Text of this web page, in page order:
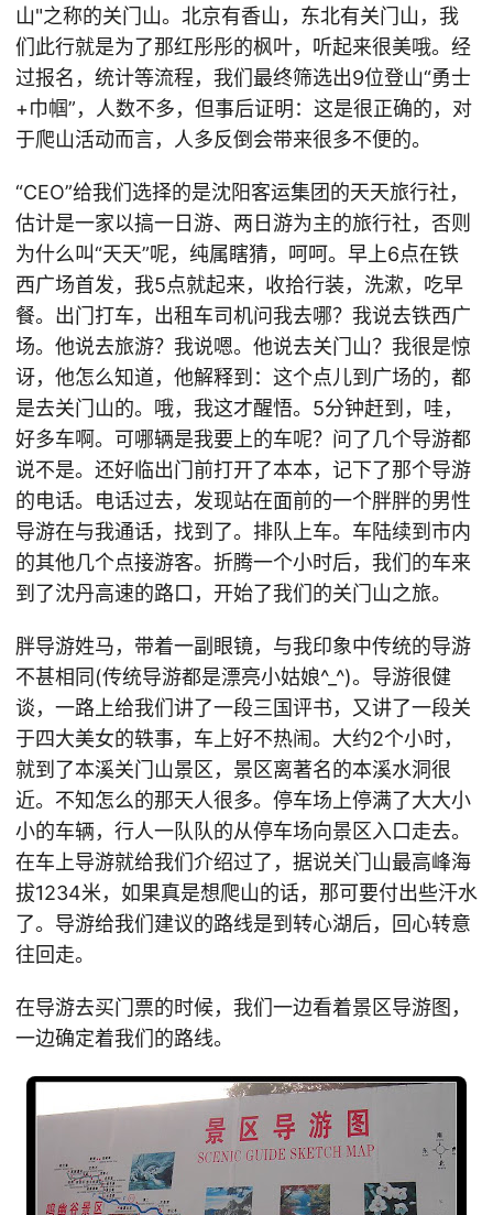
山"之称的关门山。北京有香山，东北有关门山，我
们此行就是为了那红彤彤的枫叶，听起来很美哦。经
过报名，统计等流程，我们最终筛选出9位登山“勇士
+巾帼”，人数不多，但事后证明：这是很正确的，对
于爬山活动而言，人多反倒会带来很多不便的。
“CEO”给我们选择的是沈阳客运集团的天天旅行社，
估计是一家以搞一日游、两日游为主的旅行社，否则
为什么叫“天天”呢，纯属瞎猜，呵呵。早上6点在铁
西广场首发，我5点就起来，收拾行装，洗漱，吃早
餐。出门打车，出租车司机问我去哪？我说去铁西广
场。他说去旅游？我说嗯。他说去关门山？我很是惊
讶，他怎么知道，他解释到：这个点儿到广场的，都
是去关门山的。哦，我这才醒悟。5分钟赶到，哇，
好多车啊。可哪辆是我要上的车呢？问了几个导游都
说不是。还好临出门前打开了本本，记下了那个导游
的电话。电话过去，发现站在面前的一个胖胖的男性
导游在与我通话，找到了。排队上车。车陆续到市内
的其他几个点接游客。折腾一个小时后，我们的车来
到了沈丹高速的路口，开始了我们的关门山之旅。
胖导游姓马，带着一副眼镜，与我印象中传统的导游
不甚相同(传统导游都是漂亮小姑娘^_^)。导游很健
谈，一路上给我们讲了一段三国评书，又讲了一段关
于四大美女的轶事，车上好不热闹。大约2个小时，
就到了本溪关门山景区，景区离著名的本溪水洞很
近。不知怎么的那天人很多。停车场上停满了大大小
小的车辆，行人一队队的从停车场向景区入口走去。
在车上导游就给我们介绍过了，据说关门山最高峰海
拔1234米，如果真是想爬山的话，那可要付出些汗水
了。导游给我们建议的路线是到转心湖后，回心转意
往回走。
在导游去买门票的时候，我们一边看着景区导游图，
一边确定着我们的路线。